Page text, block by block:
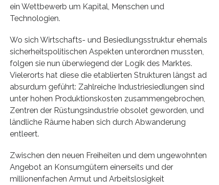
ein Wettbewerb um Kapital, Menschen und
Technologien.
Wo sich Wirtschafts- und Besiedlungsstruktur ehemals
sicherheitspolitischen Aspekten unterordnen mussten,
folgen sie nun überwiegend der Logik des Marktes.
Vielerorts hat diese die etablierten Strukturen längst ad
absurdum geführt: Zahlreiche Industriesiedlungen sind
unter hohen Produktionskosten zusammengebrochen,
Zentren der Rüstungsindustrie obsolet geworden, und
ländliche Räume haben sich durch Abwanderung
entleert.
Zwischen den neuen Freiheiten und dem ungewohnten
Angebot an Konsumgütern einerseits und der
millionenfachen Armut und Arbeitslosigkeit